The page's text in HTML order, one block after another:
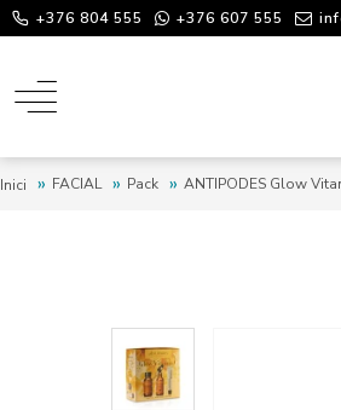
+376 804 555 +376 607 555
Inici FACIAL Pack ANTIPODES Glow